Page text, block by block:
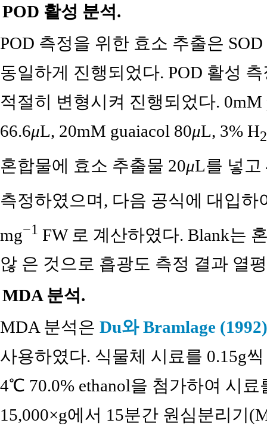
POD 활성 분석.
POD 측정을 위한 효소 추출은
동일하게 진행되었다. POD 활성
적절히 변형시켜 진행되었다. 0mM
66.6μL, 20mM guaiacol 80μL, 3% H2
혼합물에 효소 추출물 20μL를 넣고
측정하였으며, 다음 공식에 대입하
mg−1 FW 로 계산하였다. Blank는
않 은 것으로 흡광도 측정 결과 열
MDA 분석.
MDA 분석은 Du와 Bramlage (1992)
사용하였다. 식물체 시료를 0.15g
4℃ 70.0% ethanol을 첨가하여 시
15,000×g에서 15분간 원심분리기